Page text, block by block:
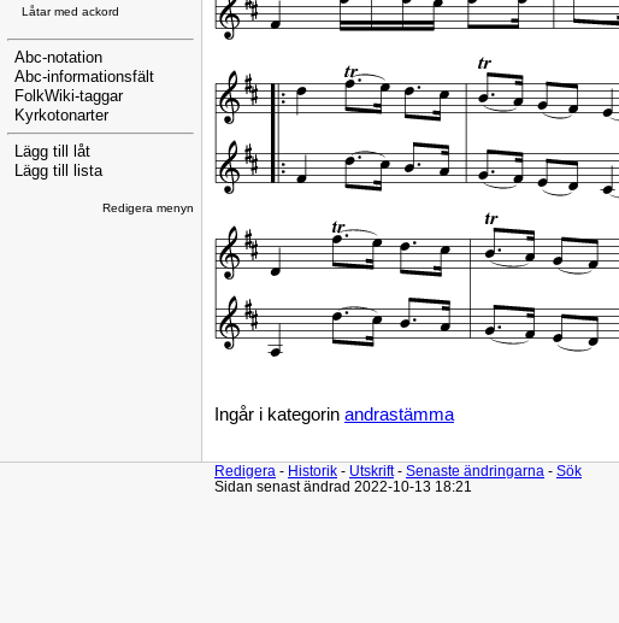
Låtar med ackord
Abc-notation
Abc-informationsfält
FolkWiki-taggar
Kyrkotonarter
Lägg till låt
Lägg till lista
Redigera menyn
Ingår i kategorin andrastämma
Redigera - Historik - Utskrift- Senaste ändringarna - Sök
Sidan senast ändrad 2022-10-13 18:21